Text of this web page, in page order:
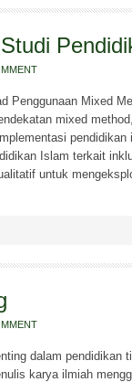
Penggunaan Mixed
mixed
pendidikan
Islam terkait
untuk
dalam pendidikan
karya ilmiah